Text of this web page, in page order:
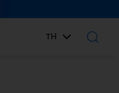
TH
EN